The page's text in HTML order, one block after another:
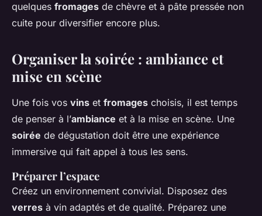
quelques fromages de chèvre et à pâte pressée non
cuite pour diversifier encore plus.
Organiser la soirée : ambiance et
mise en scène
Une fois vos vins et fromages choisis, il est temps
de penser à l’ambiance et à la mise en scène. Une
soirée de dégustation doit être une expérience
immersive qui fait appel à tous les sens.
Préparer l’espace
Créez un environnement convivial. Disposez des
verres à vin adaptés et de qualité. Préparez une